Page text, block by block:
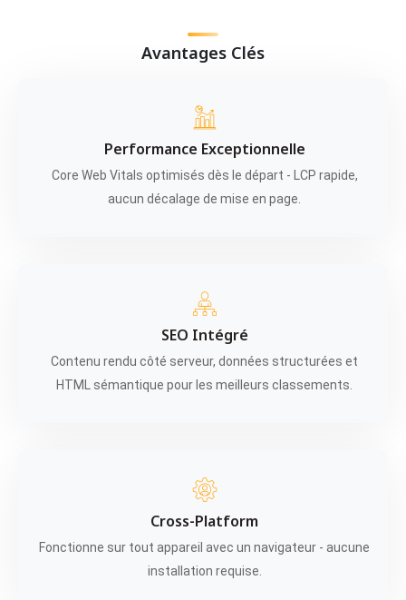
Avantages Clés
Performance Exceptionnelle
Core Web Vitals optimisés dès le départ - LCP rapide,
aucun décalage de mise en page.
SEO Intégré
Contenu rendu côté serveur, données structurées et
HTML sémantique pour les meilleurs classements.
Cross-Platform
Fonctionne sur tout appareil avec un navigateur - aucune
installation requise.